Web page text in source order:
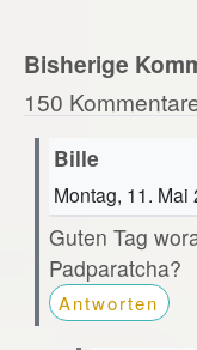
Bisherige
150
Bille
Montag, 11. Mai
Guten Tag
Padparatcha?
Antworten